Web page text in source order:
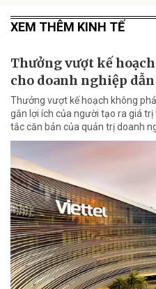
XEM THÊM KINH TẾ
Thưởng vượt kế
cho doanh nghiệp
Thưởng vượt kế hoạch không
gắn lợi ích của người tạo ra giá
tắc căn bản của quản trị doanh